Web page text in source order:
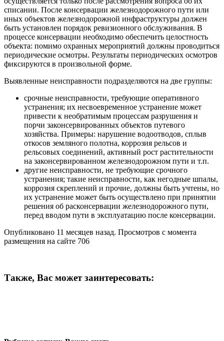
списании. После консервации железнодорожного пути или
иных объектов железнодорожной инфраструктуры должен
быть установлен порядок ревизионного обслуживания. В
процессе консервации необходимо обеспечить целостность
объекта: помимо охранных мероприятий должны проводиться
периодические осмотры. Результаты периодических осмотров
фиксируются в произвольной форме.
Выявленные неисправности подразделяются на две группы:
срочные неисправности, требующие оперативного
устранения; их несвоевременное устранение может
привести к необратимым процессам разрушения и
порчи законсервированных объектов путевого
хозяйства. Примеры: нарушение водоотводов, сплыв
откосов земляного полотна, коррозия рельсов и
рельсовых соединений, активный рост растительности
на законсервированном железнодорожном пути и т.п.
другие неисправности, не требующие срочного
устранения; такие неисправности, как негодные шпалы,
коррозия скреплений и прочие, должны быть учтены, но
их устранение может быть осуществлено при принятии
решения об расконсервации железнодорожного пути,
перед вводом пути в эксплуатацию после консервации.
Опубликовано 11 месяцев назад. Просмотров с момента
размещения на сайте 706
Также, Вас может заинтересовать: